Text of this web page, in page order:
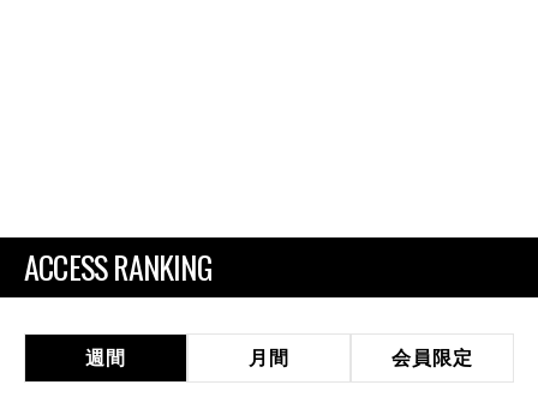
ACCESS RANKING
週間 月間 会員限定